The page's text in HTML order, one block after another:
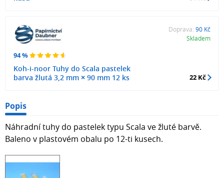
94 %
Koh-i-noor Tuhy do Scala pastelek
barva žlutá 3,2 mm × 90 mm 12 ks
Doprava: 90 Kč
Skladem
22 Kč
Popis
Náhradní tuhy do pastelek typu Scala ve žluté barvě.
Baleno v plastovém obalu po 12-ti kusech.